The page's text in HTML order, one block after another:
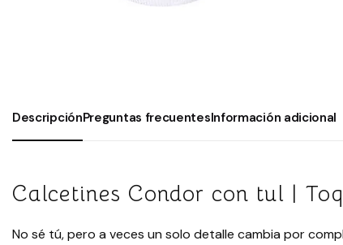
DescripciónPreguntas frecuentesInformación adicional
Calcetines Condor con tul |
No sé tú, pero a veces un solo detalle cambia por